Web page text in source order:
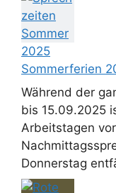
Sommerferien
Während der
bis 15.09.2025
Arbeitstagen
Donnerstag